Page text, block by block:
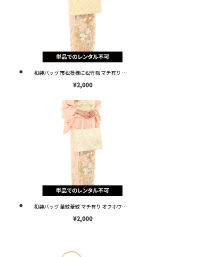
和装バッグ 市松模様に松竹梅 マチ有り イエローゴールド G0002 ※単品レンタル不可※
¥2,000
和装バッグ 華紋菱紋 マチ有り オフホワイト G0003 ※単品レンタル不可※
¥2,000